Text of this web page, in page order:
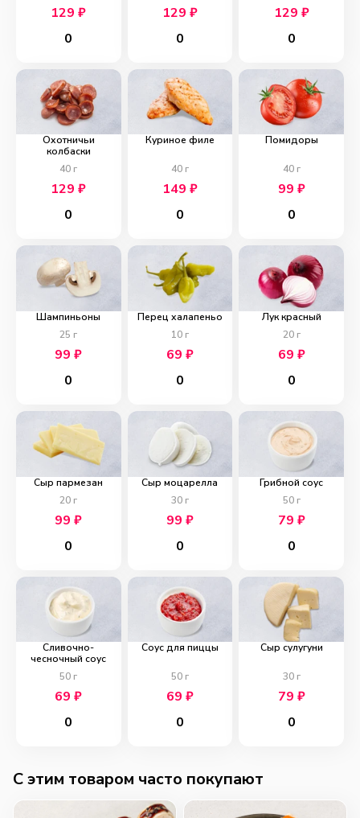
129₽
0
129 ₽
0
129 ₽
0
Охотничьи
колбаски
40 г
129₽
0
Куриное филе
40г
149 ₽
0
Помидоры
40г
99 ₽
0
Шампиньоны
25 г
99₽
0
Перец халапеньо
10г
69 ₽
0
Лук красный
20г
69 ₽
0
Сыр пармезан
20 г
99₽
0
Сыр моцарелла
30г
99 ₽
0
Грибной соус
50г
79 ₽
0
Сливочно-
чесночный соус
50 г
69₽
0
Соус для пиццы
50г
69 ₽
0
Сыр сулугуни
30г
79 ₽
0
C этим товаром часто покупают